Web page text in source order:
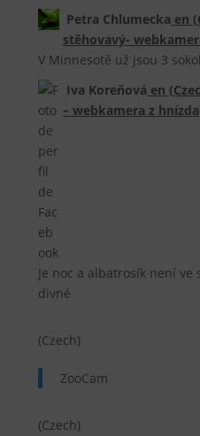
Petra Chlumecka en
stěhovavý-
V Minnesotě už jsou 3
Iva Koreňová en
– webkamera z hnízda
Je noc a albatrosík není ve
divné
(Czech)
ZooCam
(Czech)